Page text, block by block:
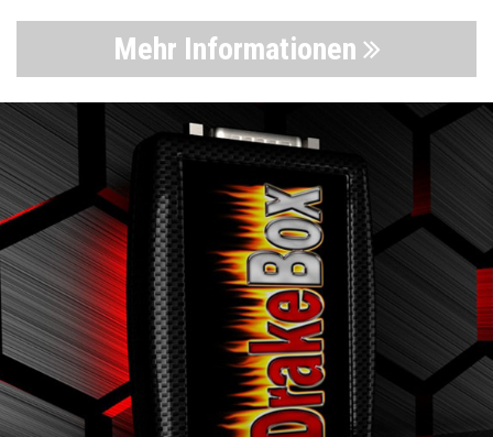
Mehr Informationen